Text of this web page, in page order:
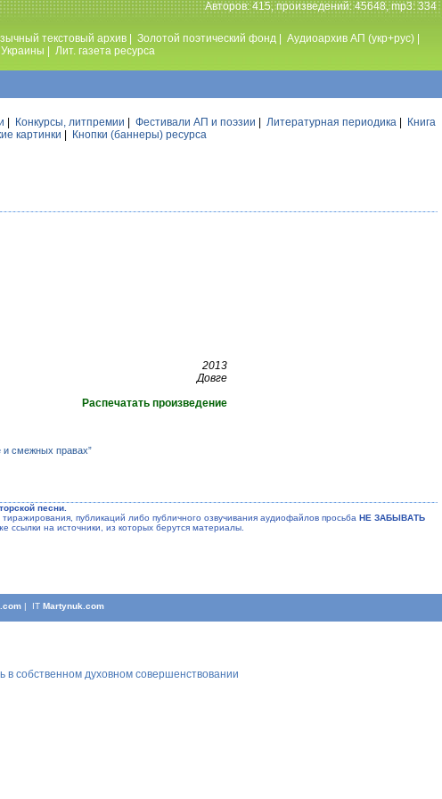
Авторов: 415, произведений: 45648, mp3: 334
текстовый архив Золотой поэтический фонд Аудиоархив АП (укр+рус)
Лит. газета ресурса
Конкурсы, литпремии Фестивали АП и поэзии Литературная периодика
Книга
картинки Кнопки (баннеры) ресурса
2013
Довге
Распечатать произведение
и смежных правах”
песни.
публикаций либо публичного озвучивания аудиофайлов просьба НЕ ЗАБЫВАТЬ
ссылки на источники, из которых берутся материалы.
| ITMartynuk.com
собственном духовном совершенствовании